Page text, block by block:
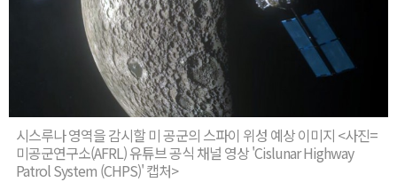
시스루나 영역을 감시할 미 공군의 스파이 위성 예상 이미지 <사진=
미공군연구소(AFRL) 유튜브 공식 채널 영상 'Cislunar Highway
Patrol System (CHPS)' 캡처>